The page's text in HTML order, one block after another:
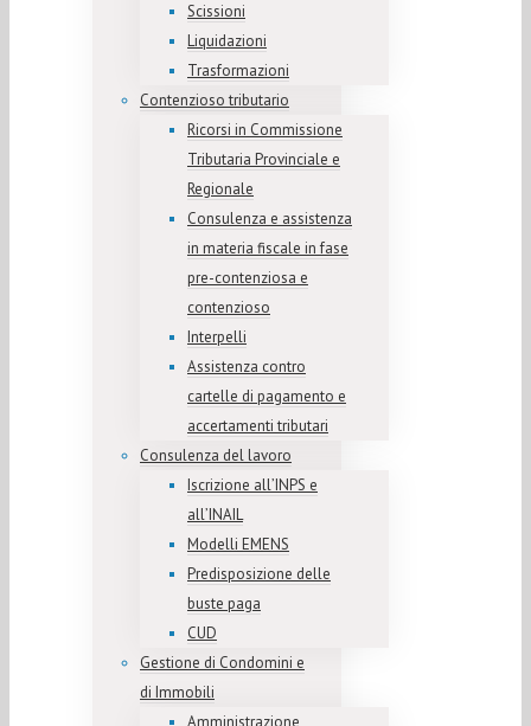
Scissioni
Liquidazioni
Trasformazioni
Contenzioso tributario
Ricorsi in Commissione
Tributaria Provinciale e
Regionale
Consulenza e assistenza
in materia fiscale in fase
pre-contenziosa e
contenzioso
Interpelli
Assistenza contro
cartelle di pagamento e
accertamenti tributari
Consulenza del lavoro
Iscrizione all’INPS e
all’INAIL
Modelli EMENS
Predisposizione delle
buste paga
CUD
Gestione di Condomini e
di Immobili
Amministrazione